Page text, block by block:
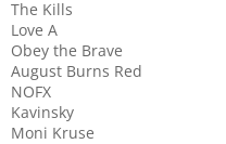
The Kills
Love A
Obey the Brave
August Burns Red
NOFX
Kavinsky
Moni Kruse